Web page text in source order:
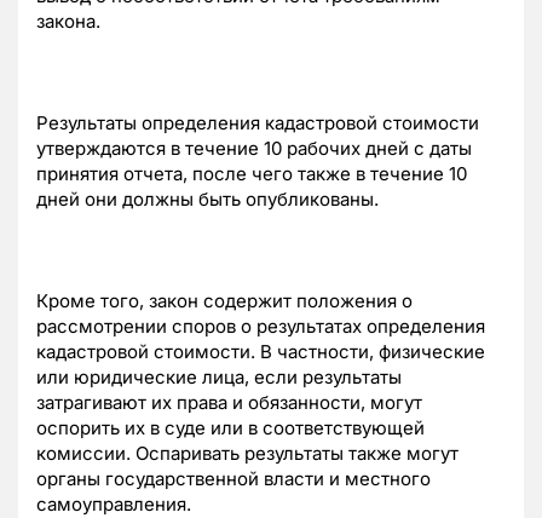
закона.
Результаты определения кадастровой стоимости
утверждаются в течение 10 рабочих дней с даты
принятия отчета, после чего также в течение 10
дней они должны быть опубликованы.
Кроме того, закон содержит положения о
рассмотрении споров о результатах определения
кадастровой стоимости. В частности, физические
или юридические лица, если результаты
затрагивают их права и обязанности, могут
оспорить их в суде или в соответствующей
комиссии. Оспаривать результаты также могут
органы государственной власти и местного
самоуправления.